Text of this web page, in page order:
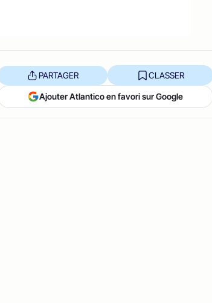
PARTAGER CLASSER
Ajouter Atlantico en favori sur Google